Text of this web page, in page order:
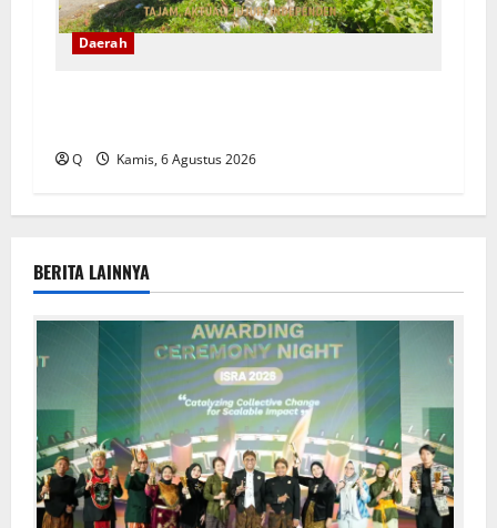
Daerah
Q Kamis, 6 Agustus 2026
BERITA LAINNYA